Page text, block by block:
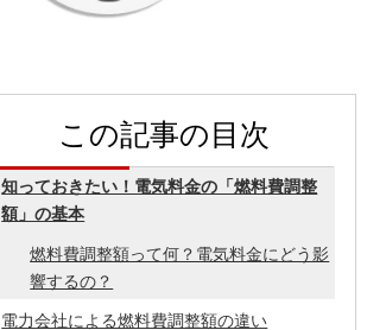
この記事の目次
知っておきたい！電気料金の「燃料費調整
額」の基本
燃料費調整額って何？電気料金にどう影
響するの？
電力会社による燃料費調整額の違い